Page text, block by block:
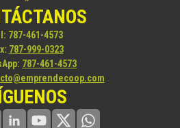
787-461-4573
787-999-0323
787-461-4573